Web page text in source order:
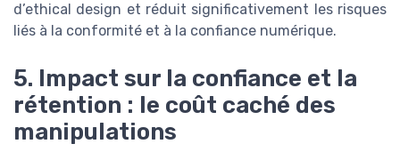
d’ethical design et réduit significativement les risques
liés à la conformité et à la confiance numérique.
5. Impact sur la confiance et la
rétention : le coût caché des
manipulations